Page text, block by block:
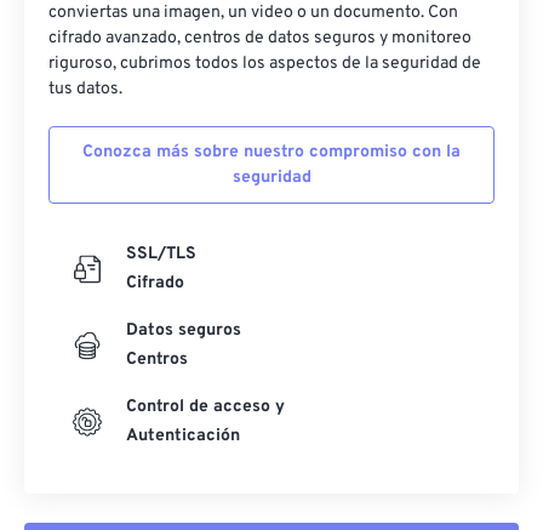
conviertas una imagen, un video o un documento. Con
cifrado avanzado, centros de datos seguros y monitoreo
riguroso, cubrimos todos los aspectos de la seguridad de
tus datos.
Conozca más sobre nuestro compromiso con la
seguridad
SSL/TLS
Cifrado
Datos seguros
Centros
Control de acceso y
Autenticación